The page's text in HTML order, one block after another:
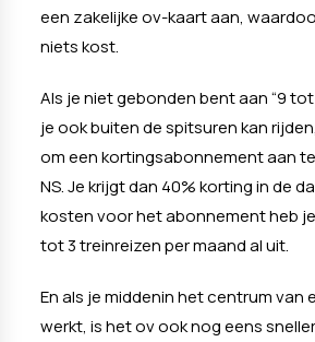
een zakelijke ov-kaart aan,
niets kost.
Als je niet gebonden bent aan “9
je ook buiten de spitsuren kan
om een kortingsabonnement aan
NS. Je krijgt dan 40% korting in de
kosten voor het abonnement heb
tot 3 treinreizen per maand al uit.
En als je middenin het centrum van
werkt, is het ov ook nog eens